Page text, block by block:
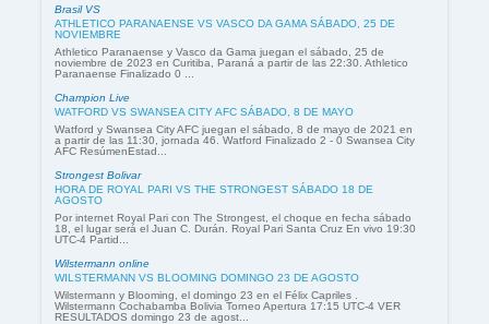
Brasil VS
ATHLETICO PARANAENSE VS VASCO DA GAMA SÁBADO, 25 DE
NOVIEMBRE
Athletico Paranaense y Vasco da Gama juegan el sábado, 25 de
noviembre de 2023 en Curitiba, Paraná a partir de las 22:30. Athletico
Paranaense Finalizado 0 ...
Champion Live
WATFORD VS SWANSEA CITY AFC SÁBADO, 8 DE MAYO
Watford y Swansea City AFC juegan el sábado, 8 de mayo de 2021 en
a partir de las 11:30, jornada 46. Watford Finalizado 2 - 0 Swansea City
AFC ResúmenEstad...
Strongest Bolivar
HORA DE ROYAL PARI VS THE STRONGEST SÁBADO 18 DE
AGOSTO
Por internet Royal Pari con The Strongest, el choque en fecha sábado
18, el lugar será el Juan C. Durán. Royal Pari Santa Cruz En vivo 19:30
UTC-4 Partid...
Wilstermann online
WILSTERMANN VS BLOOMING DOMINGO 23 DE AGOSTO
Wilstermann y Blooming, el domingo 23 en el Félix Capriles .
Wilstermann Cochabamba Bolivia Torneo Apertura 17:15 UTC-4 VER
RESULTADOS domingo 23 de agost...